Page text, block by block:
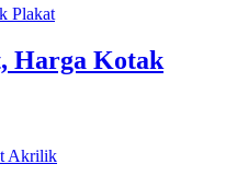
Harga Kotak